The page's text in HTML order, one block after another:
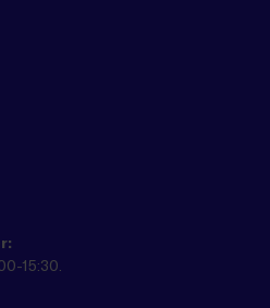
15:30.